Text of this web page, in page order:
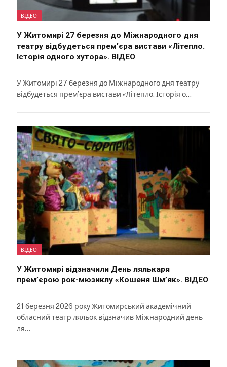
ВІДЕО
У Житомирі 27 березня до Міжнародного дня
театру відбудеться прем’єра вистави «Літепло.
Історія одного хутора». ВІДЕО
У Житомирі 27 березня до Міжнародного дня театру
відбудеться прем’єра вистави «Літепло. Історія о…
ВІДЕО
У Житомирі відзначили День лялькаря
прем’єрою рок-мюзиклу «Кошеня Шм’як». ВІДЕО
21 березня 2026 року Житомирський академічний
обласний театр ляльок відзначив Міжнародний день
ля…